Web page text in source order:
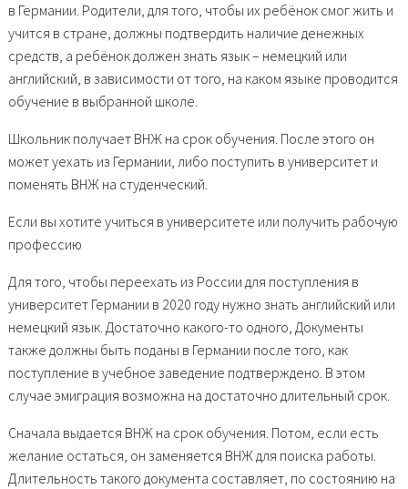
в Германии. Родители, для того, чтобы их ребёнок смог жить и
учится в стране, должны подтвердить наличие денежных
средств, а ребёнок должен знать язык – немецкий или
английский, в зависимости от того, на каком языке проводится
обучение в выбранной школе.
Школьник получает ВНЖ на срок обучения. После этого он
может уехать из Германии, либо поступить в университет и
поменять ВНЖ на студенческий.
Если вы хотите учиться в университете или получить рабочую
профессию
Для того, чтобы переехать из России для поступления в
университет Германии в 2020 году нужно знать английский или
немецкий язык. Достаточно какого-то одного, Документы
также должны быть поданы в Германии после того, как
поступление в учебное заведение подтверждено. В этом
случае эмиграция возможна на достаточно длительный срок.
Сначала выдается ВНЖ на срок обучения. Потом, если есть
желание остаться, он заменяется ВНЖ для поиска работы.
Длительность такого документа составляет, по состоянию на